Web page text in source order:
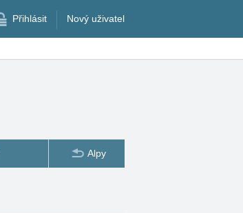
Přihlásit Nový uživatel
Alpy